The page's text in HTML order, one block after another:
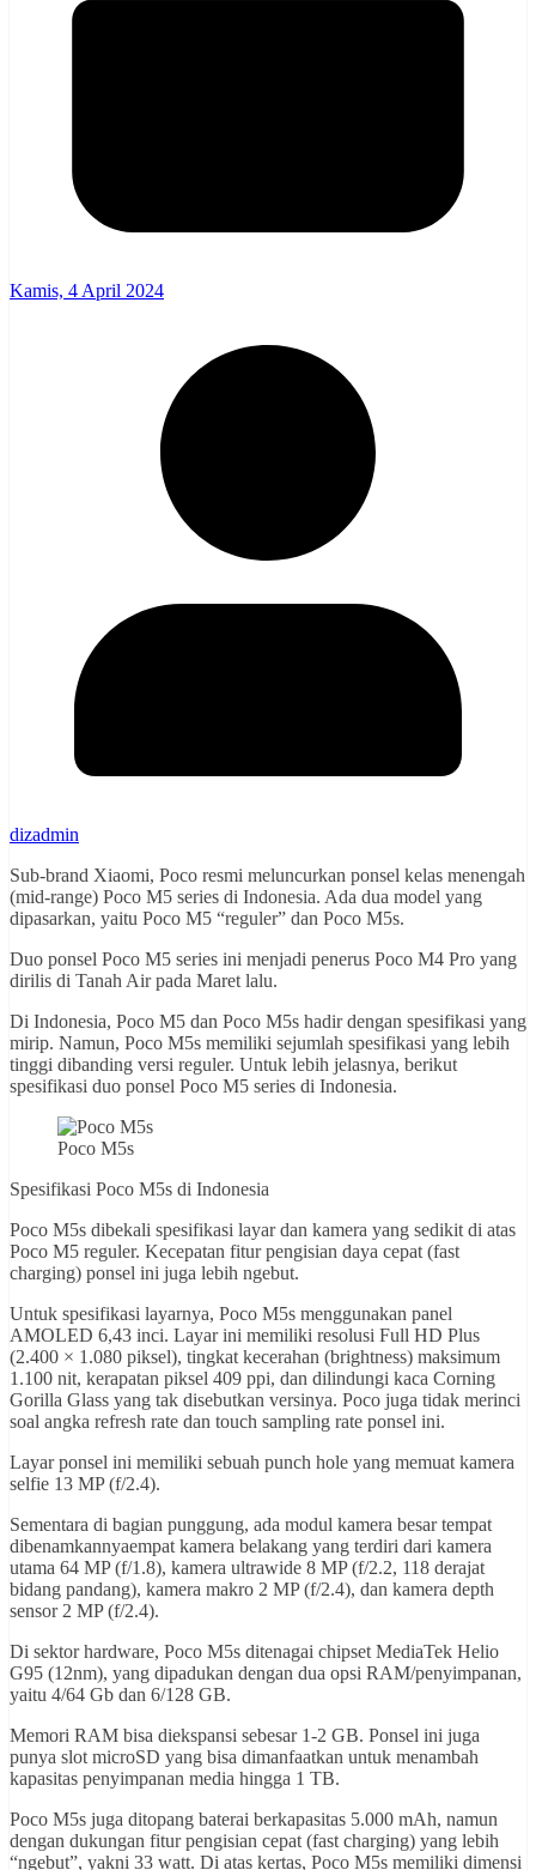
Kamis, 4 April 2024
dizadmin
Sub-brand Xiaomi, Poco resmi meluncurkan ponsel kelas menengah
(mid-range) Poco M5 series di Indonesia. Ada dua model yang
dipasarkan, yaitu Poco M5 “reguler” dan Poco M5s.
Duo ponsel Poco M5 series ini menjadi penerus Poco M4 Pro yang
dirilis di Tanah Air pada Maret lalu.
Di Indonesia, Poco M5 dan Poco M5s hadir dengan spesifikasi yang
mirip. Namun, Poco M5s memiliki sejumlah spesifikasi yang lebih
tinggi dibanding versi reguler. Untuk lebih jelasnya, berikut
spesifikasi duo ponsel Poco M5 series di Indonesia.
Poco M5s
Spesifikasi Poco M5s di Indonesia
Poco M5s dibekali spesifikasi layar dan kamera yang sedikit di atas
Poco M5 reguler. Kecepatan fitur pengisian daya cepat (fast
charging) ponsel ini juga lebih ngebut.
Untuk spesifikasi layarnya, Poco M5s menggunakan panel
AMOLED 6,43 inci. Layar ini memiliki resolusi Full HD Plus
(2.400 × 1.080 piksel), tingkat kecerahan (brightness) maksimum
1.100 nit, kerapatan piksel 409 ppi, dan dilindungi kaca Corning
Gorilla Glass yang tak disebutkan versinya. Poco juga tidak merinci
soal angka refresh rate dan touch sampling rate ponsel ini.
Layar ponsel ini memiliki sebuah punch hole yang memuat kamera
selfie 13 MP (f/2.4).
Sementara di bagian punggung, ada modul kamera besar tempat
dibenamkannyaempat kamera belakang yang terdiri dari kamera
utama 64 MP (f/1.8), kamera ultrawide 8 MP (f/2.2, 118 derajat
bidang pandang), kamera makro 2 MP (f/2.4), dan kamera depth
sensor 2 MP (f/2.4).
Di sektor hardware, Poco M5s ditenagai chipset MediaTek Helio
G95 (12nm), yang dipadukan dengan dua opsi RAM/penyimpanan,
yaitu 4/64 Gb dan 6/128 GB.
Memori RAM bisa diekspansi sebesar 1-2 GB. Ponsel ini juga
punya slot microSD yang bisa dimanfaatkan untuk menambah
kapasitas penyimpanan media hingga 1 TB.
Poco M5s juga ditopang baterai berkapasitas 5.000 mAh, namun
dengan dukungan fitur pengisian cepat (fast charging) yang lebih
“ngebut”, yakni 33 watt. Di atas kertas, Poco M5s memiliki dimensi